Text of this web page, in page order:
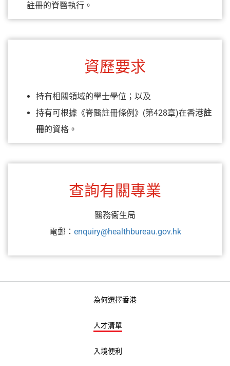
註冊的脊醫執行。
資歷要求
持有相關領域的學士學位；以及
持有可根據《脊醫註冊條例》(第428章)在香港註
冊的資格。
查詢有關專業
醫務衞生局
電郵： enquiry@healthbureau.gov.hk
為何選擇香港
人才清單
入境便利